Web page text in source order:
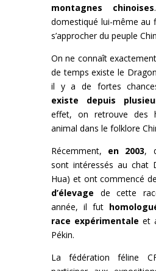
montagnes chinoises
domestiqué lui-même au
s’approcher du peuple
On ne connaît
de temps existe le
il y a de fortes
existe depuis
effet, on retrouve des
animal dans le folklore
Récemment, en 2003,
sont intéressés au chat
Hua) et ont commencé
d’élevage de cette
année, il fut
race expérimentale et
Pékin.
La fédération féline